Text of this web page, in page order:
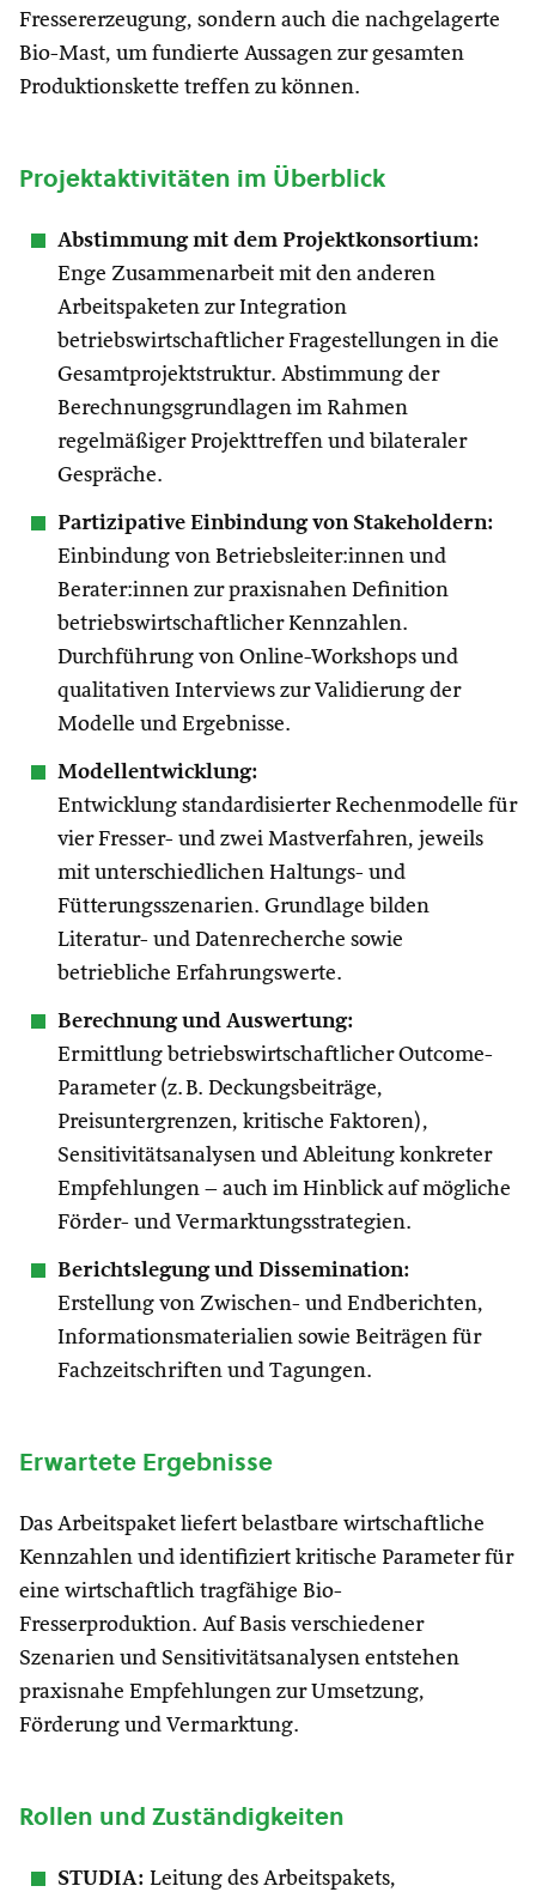
Fressererzeugung, sondern auch die nachgelagerte
Bio-Mast, um fundierte Aussagen zur gesamten
Produktionskette treffen zu können.
Projektaktivitäten im Überblick
Abstimmung mit dem Projektkonsortium:
Enge Zusammenarbeit mit den anderen
Arbeitspaketen zur Integration
betriebswirtschaftlicher Fragestellungen in die
Gesamtprojektstruktur. Abstimmung der
Berechnungsgrundlagen im Rahmen
regelmäßiger Projekttreffen und bilateraler
Gespräche.
Partizipative Einbindung von Stakeholdern:
Einbindung von Betriebsleiter:innen und
Berater:innen zur praxisnahen Definition
betriebswirtschaftlicher Kennzahlen.
Durchführung von Online-Workshops und
qualitativen Interviews zur Validierung der
Modelle und Ergebnisse.
Modellentwicklung:
Entwicklung standardisierter Rechenmodelle für
vier Fresser- und zwei Mastverfahren, jeweils
mit unterschiedlichen Haltungs- und
Fütterungsszenarien. Grundlage bilden
Literatur- und Datenrecherche sowie
betriebliche Erfahrungswerte.
Berechnung und Auswertung:
Ermittlung betriebswirtschaftlicher Outcome-
Parameter (z. B. Deckungsbeiträge,
Preisuntergrenzen, kritische Faktoren),
Sensitivitätsanalysen und Ableitung konkreter
Empfehlungen – auch im Hinblick auf mögliche
Förder- und Vermarktungsstrategien.
Berichtslegung und Dissemination:
Erstellung von Zwischen- und Endberichten,
Informationsmaterialien sowie Beiträgen für
Fachzeitschriften und Tagungen.
Erwartete Ergebnisse
Das Arbeitspaket liefert belastbare wirtschaftliche
Kennzahlen und identifiziert kritische Parameter für
eine wirtschaftlich tragfähige Bio-
Fresserproduktion. Auf Basis verschiedener
Szenarien und Sensitivitätsanalysen entstehen
praxisnahe Empfehlungen zur Umsetzung,
Förderung und Vermarktung.
Rollen und Zuständigkeiten
STUDIA: Leitung des Arbeitspakets,